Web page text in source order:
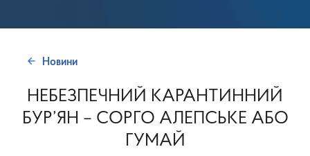
Новини
НЕБЕЗПЕЧНИЙ КАРАНТИННИЙ
БУР’ЯН – СОРГО АЛЕПСЬКЕ АБО
ГУМАЙ